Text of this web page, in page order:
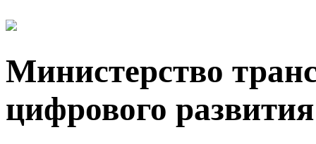
Министерство
цифрового